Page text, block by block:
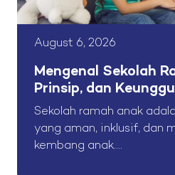
August 6, 2026
Mengenal Sekolah
Prinsip, dan
Sekolah ramah anak
yang aman, inklusif, dan
kembang anak....